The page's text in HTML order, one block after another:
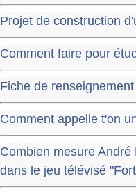
Projet de construction
Comment faire pour
Fiche de
Comment appelle t'on
Combien mesure
dans le jeu télévisé